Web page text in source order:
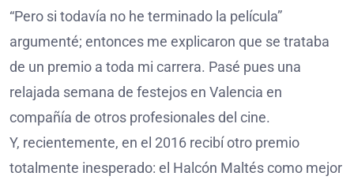
“Pero si todavía no he terminado la película”
argumenté; entonces me explicaron que se trataba
de un premio a toda mi carrera. Pasé pues una
relajada semana de festejos en Valencia en
compañía de otros profesionales del cine.
Y, recientemente, en el 2016 recibí otro premio
totalmente inesperado: el Halcón Maltés como mejor